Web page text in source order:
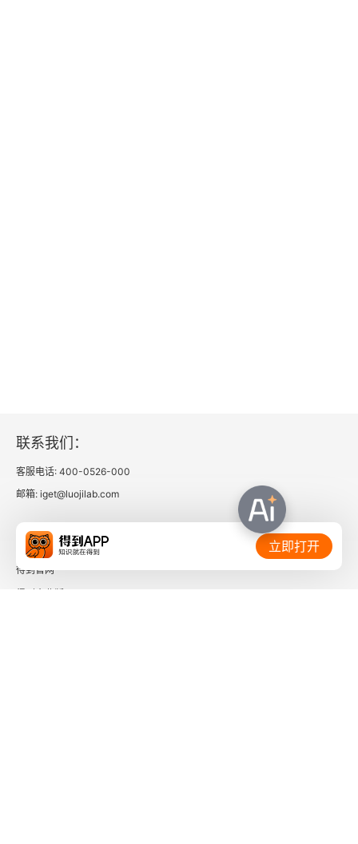
联系我们：
客服电话: 400-0526-000
邮箱: iget@luojilab.com
相关链接：
得到官网
立即打开